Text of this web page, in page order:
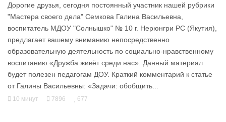
Дорогие друзья, сегодня постоянный участник нашей рубрики
"Мастера своего дела" Семкова Галина Васильевна,
воспитатель МДОУ "Солнышко" № 10 г. Нерюнгри РС (Якутия),
предлагает вашему вниманию непосредственно
образовательную деятельность по социально-нравственному
воспитанию «Дружба живёт среди нас». Данный материал
будет полезен педагогам ДОУ. Краткий комментарий к статье
от Галины Васильевны: «Задачи: обобщить...
10 минут 7896 677